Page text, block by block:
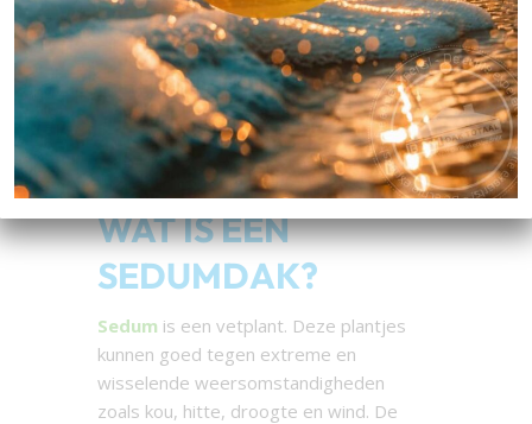
traditioneel dak en isoleert erg goed.
Een groendak is meestal een
sedumdak. Wilt u weten of u op uw
huis ook een sedumdak kunt laten
aanleggen? Neem danvrijblijvend
contactop met B&M Dak-Totaal.
WAT IS EEN
SEDUMDAK?
Sedum is een vetplant. Deze plantjes
kunnen goed tegen extreme en
wisselende weersomstandigheden
zoals kou, hitte, droogte en wind. De